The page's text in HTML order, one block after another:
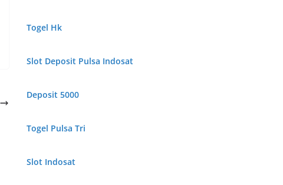
Togel Hk
Slot Deposit Pulsa Indosat
Deposit 5000
Togel Pulsa Tri
Slot Indosat